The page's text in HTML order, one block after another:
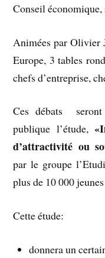
Conseil
Animées par Olivier
Europe, 3 tables
chefs d’entreprise,
Ces débats seront
publique l’étude,
d’attractivité ou
par le groupe
plus de 10 000
Cette étude:
donnera un